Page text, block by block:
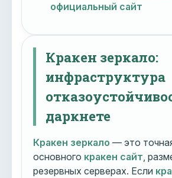
официальный сайт
Кракен зеркало:
инфраструктура
даркнете
Кракен зеркало — это
основного кракен сайт ,
резервных серверах. Если